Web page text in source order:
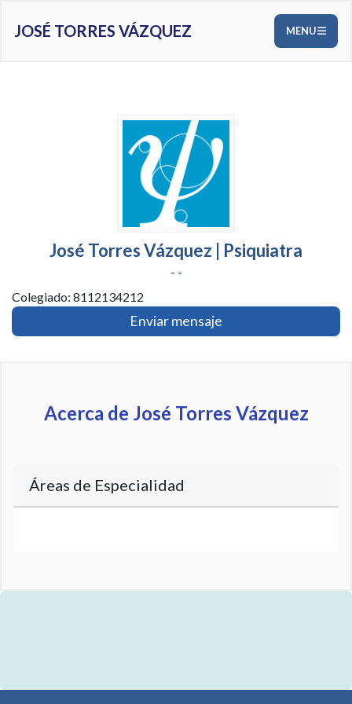
JOSÉ TORRES VÁZQUEZ MENU
José Torres Vázquez | Psiquiatra
- -
Colegiado: 8112134212
Enviar mensaje
Acerca de José Torres Vázquez
Áreas de Especialidad